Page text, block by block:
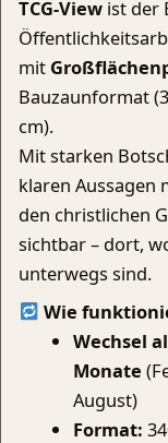
TCG-View ist der
mit
Bauzaunformat
cm).
Mit starken
klaren Aussagen
den christlichen
sichtbar – dort,
unterwegs sind.
Wie
Wechsel
Monate
August)
Format: